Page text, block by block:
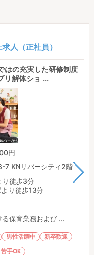
人（正社員）
はの充実した研修制度
リ解体ショ ...
円
7 KNリバーシティ2階
り徒歩3分
り徒歩13分
る保育業務および ...
男性活躍中
新卒歓迎
苦手OK